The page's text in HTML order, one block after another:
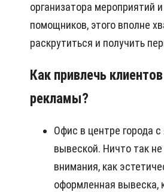
организатора мероприятий
помощников, этого вполне
раскрутиться и получить
Как привлечь
рекламы?
Офис в центре города с
вывеской. Ничто так
внимания, как
оформленная вывеска,